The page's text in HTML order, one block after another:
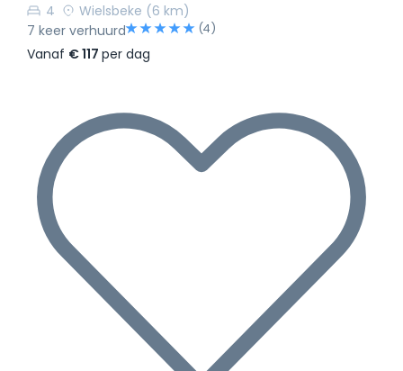
4
Wielsbeke (6 km)
7 keer verhuurd
(4)
Vanaf € 117 per dag